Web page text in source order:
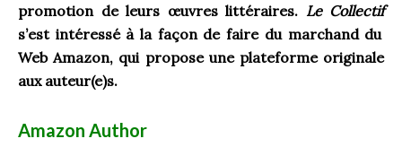
promotion de leurs œuvres littéraires. Le Collectif
s’est intéressé à la façon de faire du marchand du
Web Amazon, qui propose une plateforme originale
aux auteur(e)s.
Amazon Author